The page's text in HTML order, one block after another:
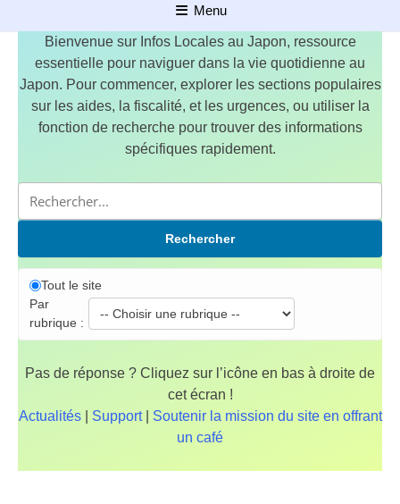
Menu
Bienvenue sur Infos Locales au Japon, ressource
essentielle pour naviguer dans la vie quotidienne au
Japon. Pour commencer, explorer les sections populaires
sur les aides, la fiscalité, et les urgences, ou utiliser la
fonction de recherche pour trouver des informations
spécifiques rapidement.
Rechercher
Tout le site
Par
rubrique :
Pas de réponse ? Cliquez sur l’icône en bas à droite de
cet écran !
Actualités| Support| Soutenir la mission du site en offrant
un café